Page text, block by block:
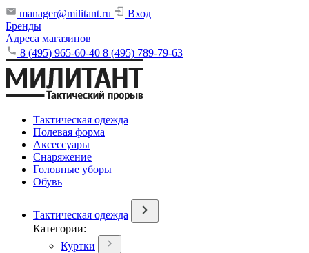
manager@militant.ru
Вход
Бренды
Адреса магазинов
8 (495) 965-60-40 8 (495) 789-79-63
Тактическая одежда
Полевая форма
Аксессуары
Снаряжение
Головные уборы
Обувь
Тактическая одежда
Категории:
Куртки